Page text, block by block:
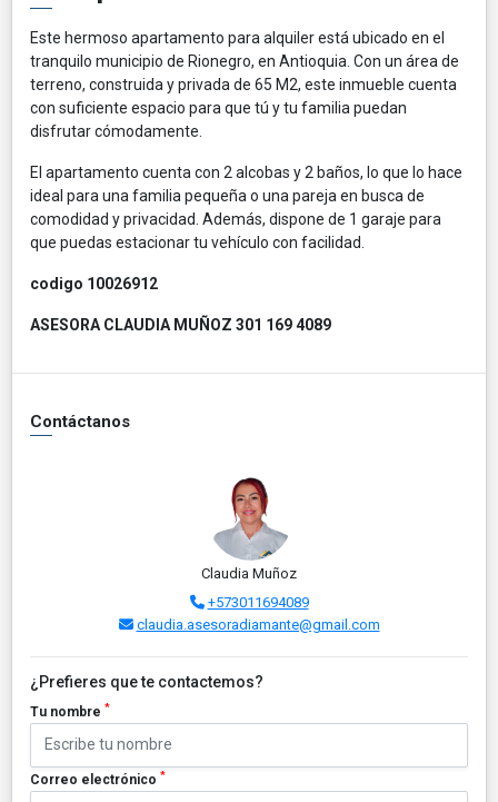
Este hermoso apartamento para alquiler está ubicado en el
tranquilo municipio de Rionegro, en Antioquia. Con un área de
terreno, construida y privada de 65 M2, este inmueble cuenta
con suficiente espacio para que tú y tu familia puedan
disfrutar cómodamente.
El apartamento cuenta con 2 alcobas y 2 baños, lo que lo hace
ideal para una familia pequeña o una pareja en busca de
comodidad y privacidad. Además, dispone de 1 garaje para
que puedas estacionar tu vehículo con facilidad.
codigo 10026912
ASESORA CLAUDIA MUÑOZ 301 169 4089
Contáctanos
Claudia Muñoz
+573011694089
claudia.asesoradiamante@gmail.com
¿Prefieres que te contactemos?
Tu nombre *
Correo electrónico *